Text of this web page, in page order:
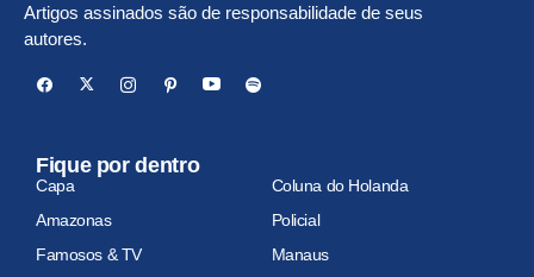
Artigos assinados são de responsabilidade de seus
autores.
Fique por dentro
Capa
Coluna do Holanda
Amazonas
Policial
Famosos & TV
Manaus